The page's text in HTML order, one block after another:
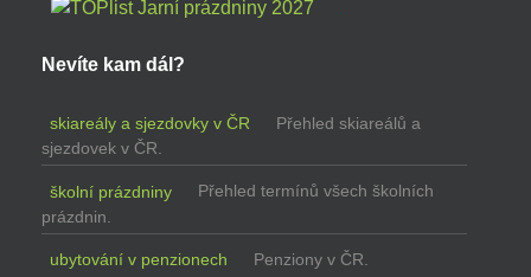
Nevíte kam dál?
skiareály a sjezdovky v ČR
Přehled skiareálů a
sjezdovek v ČR.
školní prázdniny
Přehled termínů všech školních
prázdnin.
ubytování v penzionech Penziony v ČR.